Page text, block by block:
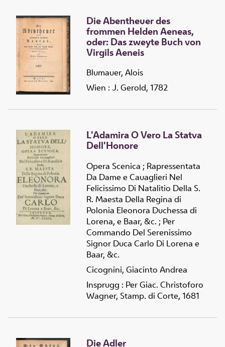
Die Abentheuer des
frommen Helden Aeneas,
oder: Das zweyte Buch von
Virgils Aeneis
Blumauer, Alois
Wien : J. Gerold, 1782
L'Adamira O Vero La Statva
Dell'Honore
Opera Scenica ; Rapressentata
Da Dame e Cauaglieri Nel
Felicissimo Di Natalitio Della S.
R. Maesta Della Regina di
Polonia Eleonora Duchessa di
Lorena, e Baar, &c. ; Per
Commando Del Serenissimo
Signor Duca Carlo Di Lorena e
Baar, &c.
Cicognini, Giacinto Andrea
Insprugg : Per Giac. Christoforo
Wagner, Stamp. di Corte, 1681
Die Adler